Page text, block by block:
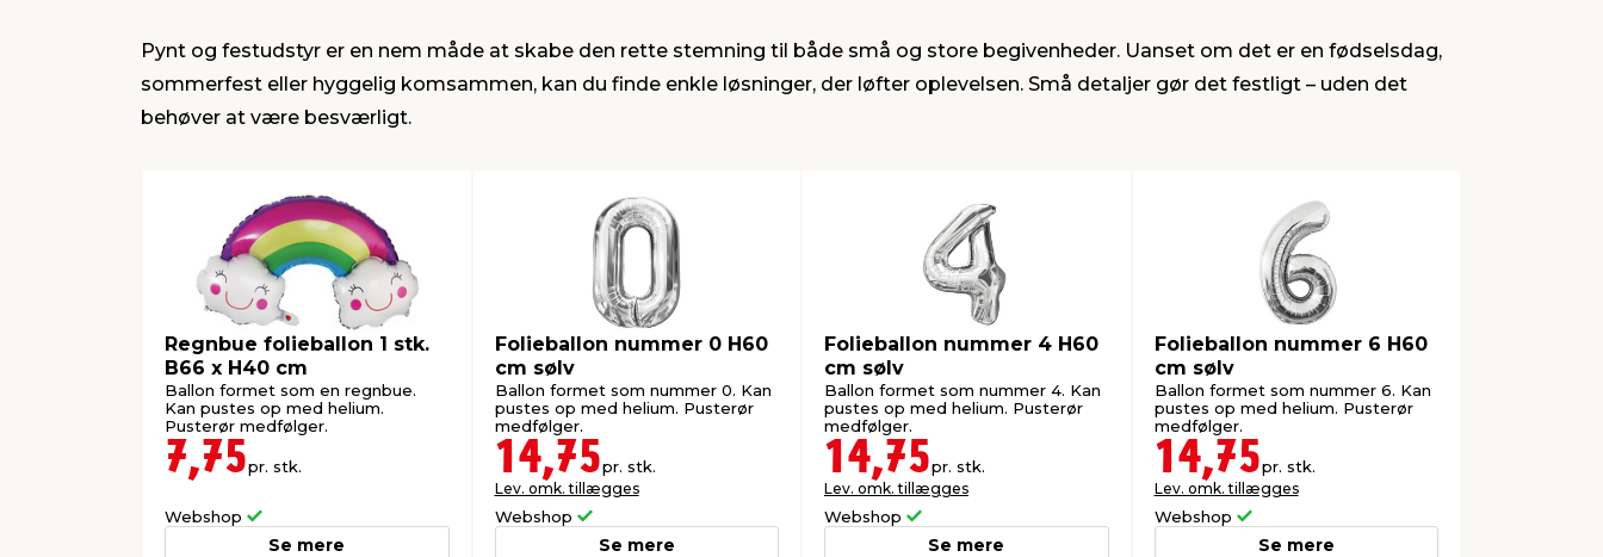
Pynt og festudstyr er en nem måde at skabe den rette stemning til både små og store begivenheder. Uanset om det er en fødselsdag,
sommerfest eller hyggelig komsammen, kan du finde enkle løsninger, der løfter oplevelsen. Små detaljer gør det festligt – uden det
behøver at være besværligt.
Regnbue folieballon 1 stk.
B66 x H40 cm
Ballon formet som en regnbue.
Kan pustes op med helium.
Pusterør medfølger.
7,75pr. stk.
Webshop
Se mere
Folieballon nummer 0 H60
cm sølv
Ballon formet som nummer 0. Kan
pustes op med helium. Pusterør
medfølger.
14,75pr. stk.
Lev. omk. tillægges
Webshop
Se mere
Folieballon nummer 4 H60
cm sølv
Ballon formet som nummer 4. Kan
pustes op med helium. Pusterør
medfølger.
14,75pr. stk.
Lev. omk. tillægges
Webshop
Se mere
Folieballon nummer 6 H60
cm sølv
Ballon formet som nummer 6. Kan
pustes op med helium. Pusterør
medfølger.
14,75pr. stk.
Lev. omk. tillægges
Webshop
Se mere